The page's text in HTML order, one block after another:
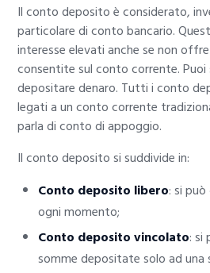
Il conto deposito è considerato,
particolare di conto bancario.
interesse elevati anche se non
consentite sul conto corrente. Puoi
depositare denaro. Tutti i conto
legati a un conto corrente
parla di conto di appoggio.
Il conto deposito si suddivide in:
Conto deposito libero: si
ogni momento;
Conto deposito vincolato: si
somme depositate solo ad una